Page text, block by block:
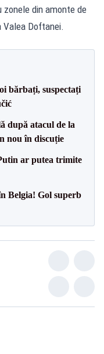
zonele din amonte de
Valea Doftanei.
bărbați, suspectați
după atacul de la
nou în discuție
ar putea trimite
Belgia! Gol superb